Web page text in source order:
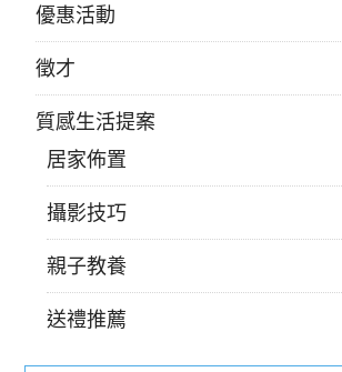
優惠活動
徵才
質感生活提案
居家佈置
攝影技巧
親子教養
送禮推薦